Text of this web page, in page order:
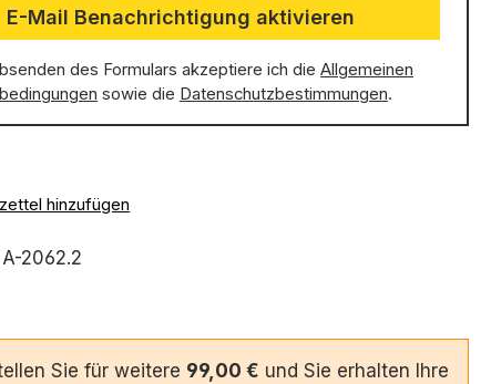
E-Mail Benachrichtigung aktivieren
des Formulars akzeptiere ich die Allgemeinen
sowie die Datenschutzbestimmungen.
hinzufügen
A-2062.2
Sie für weitere 99,00 € und Sie erhalten Ihre